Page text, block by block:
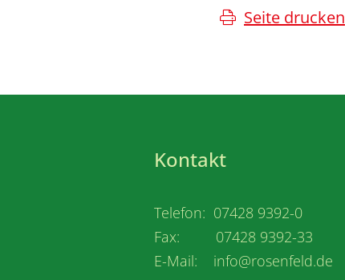
Seite drucken
Kontakt
Telefon: 07428 9392-0
Fax: 07428 9392-33
E-Mail: info@rosenfeld.de